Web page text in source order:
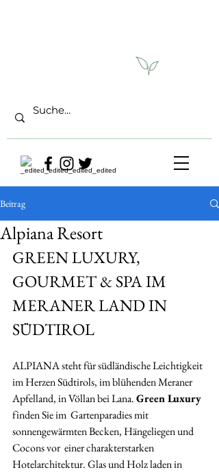
Beitrag
Alpiana Resort
GREEN LUXURY,
GOURMET & SPA IM
MERANER LAND IN
SÜDTIROL
ALPIANA steht für südländische Leichtigkeit
im Herzen Südtirols, im blühenden Meraner
Apfelland, in Völlan bei Lana. Green Luxury
finden Sie im  Gartenparadies mit
sonnengewärmten Becken, Hängeliegen und
Cocons vor  einer charakterstarken
Hotelarchitektur. Glas und Holz laden in